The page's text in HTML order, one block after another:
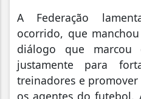
A Federação
ocorrido, que
diálogo que marcou
justamente para
treinadores e
os agentes do futebol.